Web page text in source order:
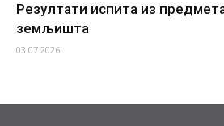
Резултати испита из
земљишта
03.07.2026.